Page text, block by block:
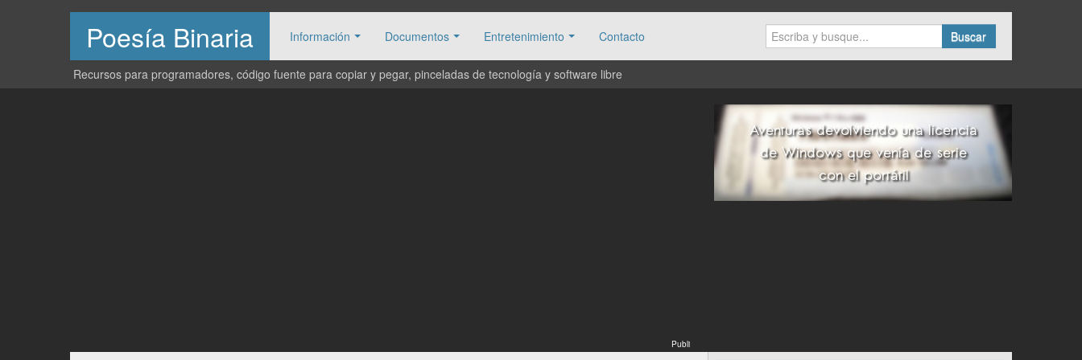
Poesía Binaria Información Documentos Entretenimiento Contacto Buscar
Recursos para programadores, código fuente para copiar y pegar, pinceladas de tecnología y software libre
Publi